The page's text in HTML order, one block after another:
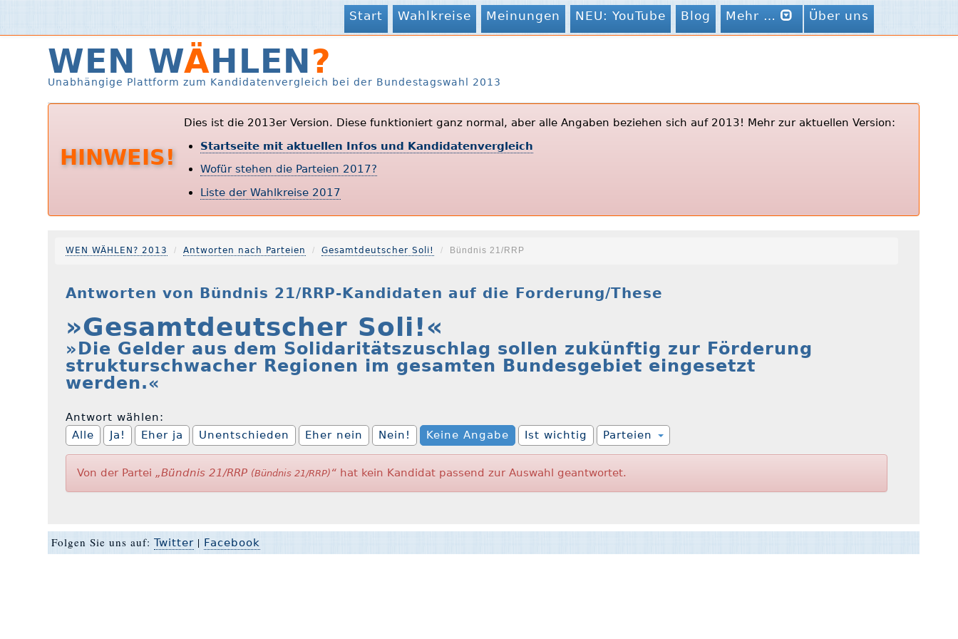
Start Wahlkreise Meinungen NEU: YouTube Blog Mehr … Über uns
WEN WÄHLEN?
Unabhängige Plattform zum Kandidatenvergleich bei der Bundestagswahl 2013
HINWEIS!
Dies ist die 2013er Version. Diese funktioniert ganz normal, aber alle Angaben beziehen sich auf 2013! Mehr zur aktuellen Version:
Startseite mit aktuellen Infos und Kandidatenvergleich
Wofür stehen die Parteien 2017?
Liste der Wahlkreise 2017
WEN WÄHLEN? 2013 Antworten nach Parteien Gesamtdeutscher Soli! Bündnis 21/RRP
Antworten von Bündnis 21/RRP-Kandidaten auf die Forderung/These
»Gesamtdeutscher Soli!«
»Die Gelder aus dem Solidaritätszuschlag sollen zukünftig zur Förderung
strukturschwacher Regionen im gesamten Bundesgebiet eingesetzt
werden.«
Antwort wählen:
Alle
Ja! Eher ja Unentschieden Eher nein Nein! Keine Angabe Ist wichtig Parteien
Von der Partei „Bündnis 21/RRP (Bündnis 21/RRP) “ hat kein Kandidat passend zur Auswahl geantwortet.
Folgen Sie uns auf:Twitter | Facebook